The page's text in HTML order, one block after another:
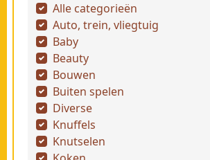
Alle categorieën
Auto, trein, vliegtuig
Baby
Beauty
Bouwen
Buiten spelen
Diverse
Knuffels
Knutselen